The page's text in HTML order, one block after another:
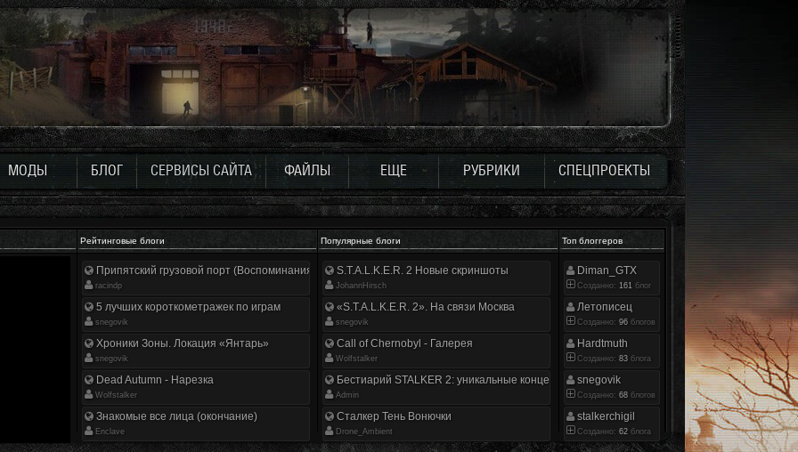
МОДЫ БЛОГ СЕРВИСЫ САЙТА ФАЙЛЫ ЕЩЕ РУБРИКИ СПЕЦПРОЕКТЫ
Рейтинговые блоги Популярные блоги Топ блоггеров
Припятский грузовой порт (Воспоминания ликвидатора)
racindp
5 лучших короткометражек по играм
snegovik
Хроники Зоны. Локация «Янтарь»
snegovik
Dead Autumn - Нарезка
Wolfstalker
Знакомые все лица (окончание)
Enclave
S.T.A.L.K.E.R. 2 Новые скриншоты
JohannHirsch
«S.T.A.L.K.E.R. 2». На связи Москва
snegovik
Call of Chernobyl - Галерея
Wolfstalker
Бестиарий STALKER 2: уникальные концепт-арты
Аdmin
Сталкер Тень Вонючки
Drone_Ambient
Diman_GTX
Созданно: 161 блог
Летописец
Созданно: 96 блогов
Hardtmuth
Созданно: 83 блога
snegovik
Созданно: 68 блогов
stalkerchigil
Созданно: 62 блога